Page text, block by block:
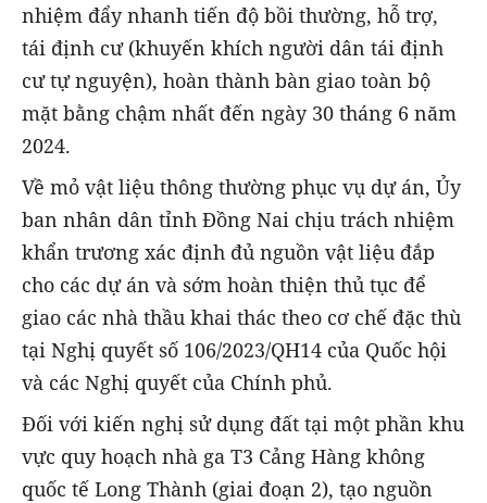
nhiệm đẩy nhanh tiến độ bồi thường, hỗ trợ,
tái định cư (khuyến khích người dân tái định
cư tự nguyện), hoàn thành bàn giao toàn bộ
mặt bằng chậm nhất đến ngày 30 tháng 6 năm
2024.
Về mỏ vật liệu thông thường phục vụ dự án, Ủy
ban nhân dân tỉnh Đồng Nai chịu trách nhiệm
khẩn trương xác định đủ nguồn vật liệu đắp
cho các dự án và sớm hoàn thiện thủ tục để
giao các nhà thầu khai thác theo cơ chế đặc thù
tại Nghị quyết số 106/2023/QH14 của Quốc hội
và các Nghị quyết của Chính phủ.
Đối với kiến nghị sử dụng đất tại một phần khu
vực quy hoạch nhà ga T3 Cảng Hàng không
quốc tế Long Thành (giai đoạn 2), tạo nguồn